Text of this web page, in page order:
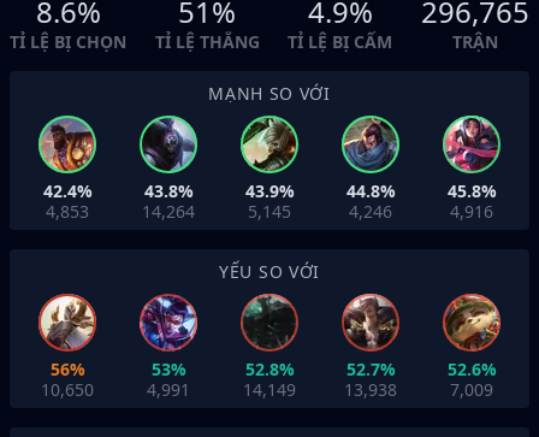
8.6%
TỈ LỆ BỊ CHỌN
51%
TỈ LỆ THẮNG
4.9%
TỈ LỆ BỊ CẤM
296,765
TRẬN
MẠNH SO VỚI
42.4%
4,853
43.8%
14,264
43.9%
5,145
44.8%
4,246
45.8%
4,916
YẾU SO VỚI
56%
10,650
53%
4,991
52.8%
14,149
52.7%
13,938
52.6%
7,009